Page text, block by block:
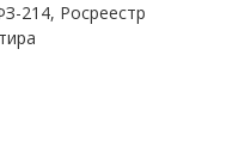
214, Росреестр